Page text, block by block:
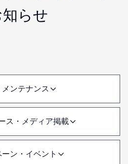
知らせ
メンテナンス
ス・メディア掲載
ン・イベント